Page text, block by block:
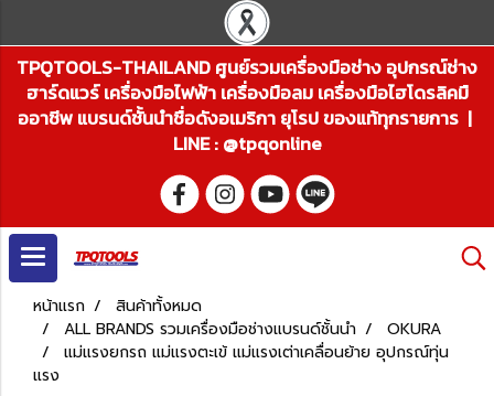
TPQTOOLS-THAILAND ศูนย์รวมเครื่องมือช่าง อุปกรณ์ช่าง
ฮาร์ดแวร์ เครื่องมือไฟฟ้า เครื่องมือลม เครื่องมือไฮโดรลิคมื
ออาชีพ แบรนด์ชั้นนำชื่อดังอเมริกา ยุโรป ของแท้ทุกรายการ |
LINE : @tpqonline
หน้าแรก
สินค้าทั้งหมด
ALL BRANDS รวมเครื่องมือช่างแบรนด์ชั้นนำ
OKURA
แม่แรงยกรถ แม่แรงตะเข้ แม่แรงเต่าเคลื่อนย้าย อุปกรณ์ทุ่น
แรง